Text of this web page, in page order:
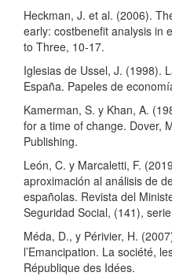
Heckman, J. et al. (2006).
early: costbenefit analysis in
to Three, 10-17.
Iglesias de Ussel, J. (1998).
España. Papeles de
Kamerman, S. y Khan, A.
for a time of change. Dover,
Publishing.
León, C. y Marcaletti, F.
aproximación al análisis de
españolas. Revista del
Seguridad Social, (141),
Méda, D., y Périvier, H.
l’Emancipation. La société,
République des Idées.